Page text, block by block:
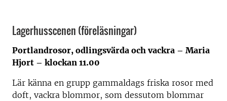
Lagerhusscenen (föreläsningar)
Portlandrosor, odlingsvärda och vackra – Maria
Hjort – klockan 11.00
Lär känna en grupp gammaldags friska rosor med
doft, vackra blommor, som dessutom blommar